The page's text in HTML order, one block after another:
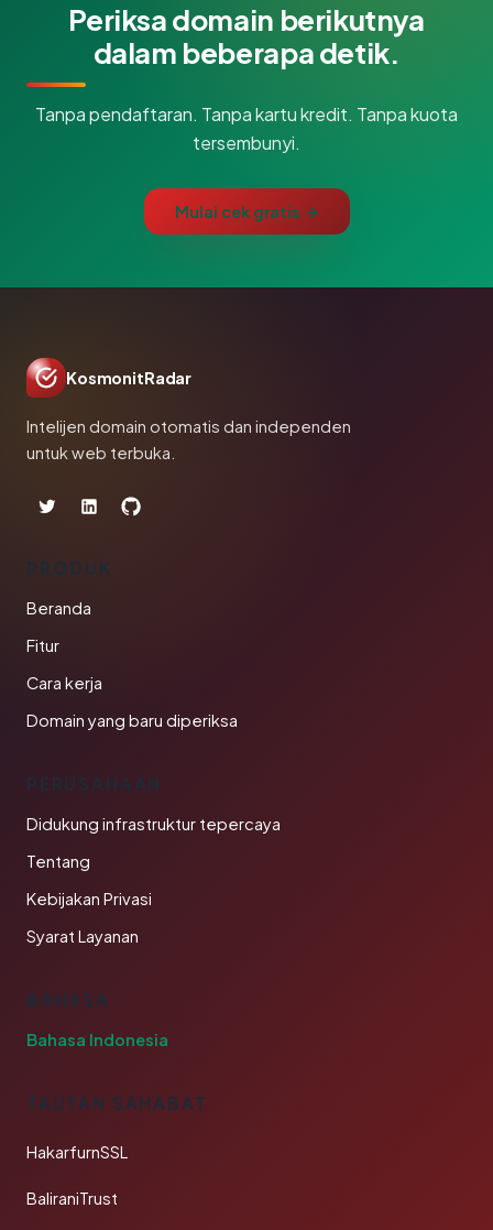
Periksa domain berikutnya
dalam beberapa detik.
Tanpa pendaftaran. Tanpa kartu kredit. Tanpa kuota
tersembunyi.
Mulai cek gratis →
KosmonitRadar
Intelijen domain otomatis dan independen
untuk web terbuka.
PRODUK
Beranda
Fitur
Cara kerja
Domain yang baru diperiksa
PERUSAHAAN
Didukung infrastruktur tepercaya
Tentang
Kebijakan Privasi
Syarat Layanan
BAHASA
Bahasa Indonesia
TAUTAN SAHABAT
HakarfurnSSL
BaliraniTrust